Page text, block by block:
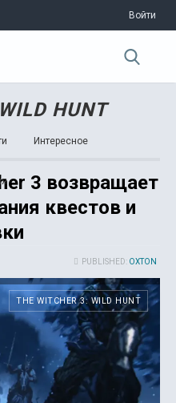
Войти
HUNT
Интересное
3 возвращает
квестов и
PUBLISHED: OXTON
THE WITCHER 3: WILD HUNT